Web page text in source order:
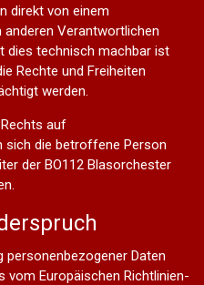
direkt von einem
Verantwortlichen
dies technisch machbar ist
Rechte und Freiheiten
werden.
auf
sich die betroffene Person
der BO112 Blasorchester
personenbezogener Daten
Europäischen Richtlinien-